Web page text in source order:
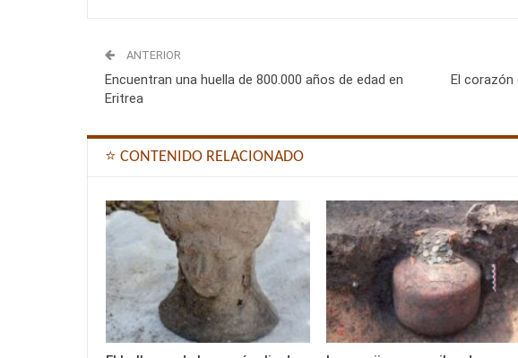
ANTERIOR
Encuentran una huella de 800.000 años de edad en
Eritrea
El corazón
⭐ CONTENIDO RELACIONADO